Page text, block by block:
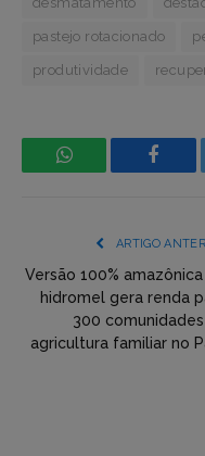
pastejo rotacionado
produtividade
WhatsApp
ARTIGO
Versão 100%
hidromel gera renda
300
agricultura familiar no